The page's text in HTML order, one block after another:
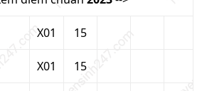
X01 15
X01 15